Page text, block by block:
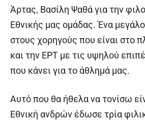
Άρτας, Βασίλη Ψαθά για την
Εθνικής μας ομάδας. Ένα
στους χορηγούς που είναι στο
και την ΕΡΤ με τις υψηλού
που κάνει για το άθλημά μας.
Αυτό που θα ήθελα να τονίσω
Εθνική ανδρών έδωσε τρία